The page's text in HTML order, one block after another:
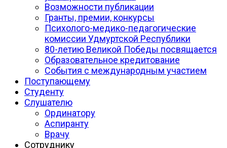
Возможности публикации
Гранты, премии, конкурсы
Психолого-медико-педагогические
комиссии Удмуртской Республики
80-летию Великой Победы посвящается
Образовательное кредитование
События с международным участием
Поступающему
Студенту
Слушателю
Ординатору
Аспиранту
Врачу
Сотруднику